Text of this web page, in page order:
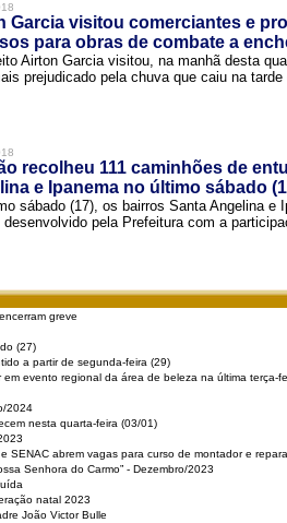
Garcia visitou comerciantes e
para obras de combate a
Airton Garcia visitou, na manhã desta
prejudicado pela chuva que caiu na
recolheu 111 caminhões de
e Ipanema no último sábado
sábado (17), os bairros Santa Angelina e
desenvolvido pela Prefeitura com a
greve
(27)
a partir de segunda-feira (29)
evento regional da área de beleza na última terça-
2024
nesta quarta-feira (03/01)
SENAC abrem vagas para curso de montador e
Senhora do Carmo” - Dezembro/2023
natal 2023
João Victor Bulle